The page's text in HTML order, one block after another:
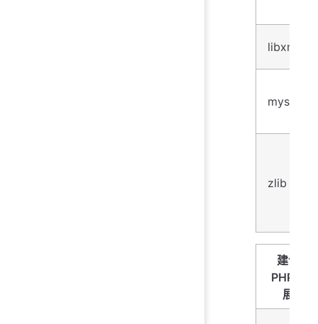
libxml
mysqli
zlib
建议
PHP扩
展